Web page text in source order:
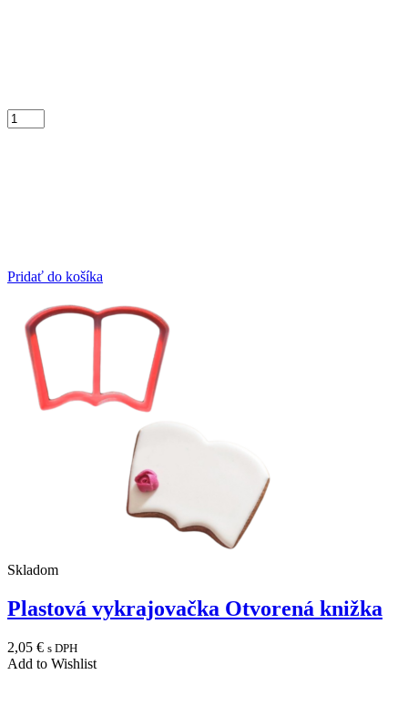
Pridať do košíka
Skladom
Plastová vykrajovačka Otvorená knižka
2,05 € s DPH
Add to Wishlist